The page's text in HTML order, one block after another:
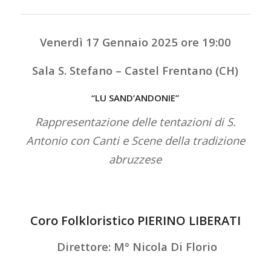
Venerdì 17 Gennaio 2025 ore 19:00
Sala S. Stefano – Castel Frentano (CH)
“LU SAND’ANDONIE”
Rappresentazione delle tentazioni di S.
Antonio con Canti e Scene della tradizione
abruzzese
Coro Folkloristico PIERINO LIBERATI
Direttore: M° Nicola Di Florio